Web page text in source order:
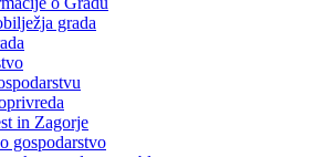
grada
in Zagorje
gospodarstvo